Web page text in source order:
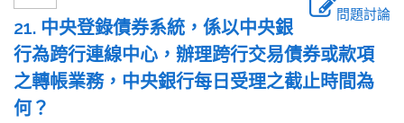
問題討論
21. 中央登錄債券系統，係以中央銀
行為跨行連線中心，辦理跨行交易債券或款項
之轉帳業務，中央銀行每日受理之截止時間為
何？